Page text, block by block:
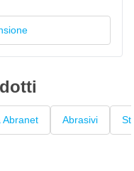
lunga durata
Abranet Abrasivi